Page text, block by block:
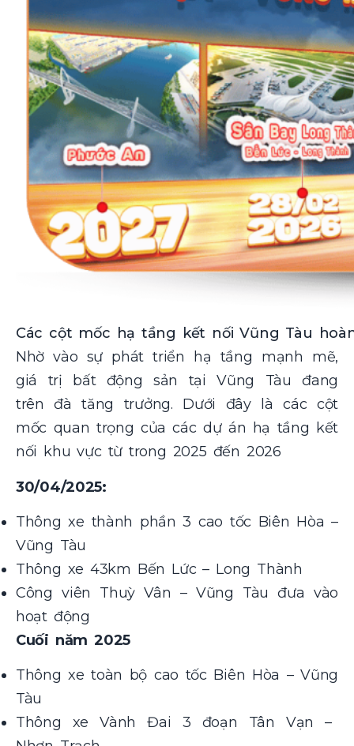
Các cột mốc hạ tầng kết nối Vũng Tàu
Nhờ vào sự phát triển hạ tầng mạnh mẽ,
giá trị bất động sản tại Vũng Tàu đang
trên đà tăng trưởng. Dưới đây là các cột
mốc quan trọng của các dự án hạ tầng kết
nối khu vực từ trong 2025 đến 2026
30/04/2025:
Thông xe thành phần 3 cao tốc Biên Hòa –
Vũng Tàu
Thông xe 43km Bến Lức – Long Thành
Công viên Thuỳ Vân – Vũng Tàu đưa vào
hoạt động
Cuối năm 2025
Thông xe toàn bộ cao tốc Biên Hòa – Vũng
Tàu
Thông xe Vành Đai 3 đoạn Tân Vạn –